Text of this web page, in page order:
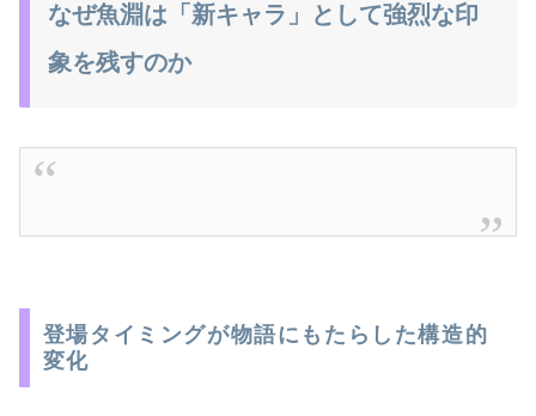
なぜ魚淵は「新キャラ」として強烈な印
象を残すのか
登場タイミングが物語にもたらした構造的
変化